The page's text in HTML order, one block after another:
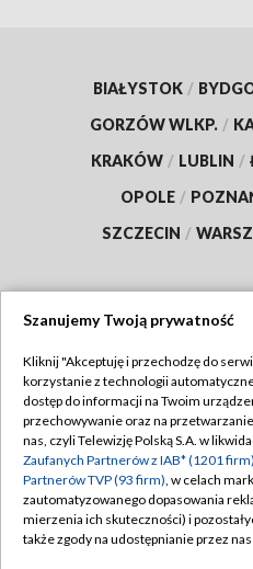
BIAŁYSTOK /
GORZÓW WLKP. /
KRAKÓW / LUBLIN /
OPOLE /
SZCZECIN /
Abonament TVP
Emisja w TVP
Centrum informacji TVP
Naziemna Telewizja
Polityka
Moje
Szanujemy Twoją prywatność
Kliknij "Akceptuję i przechodzę do
korzystanie z technologii
dostęp do informacji na Twoim
przechowywanie oraz na
nas, czyli Telewizję Polską S.A. w
Zaufanych Partnerów z IAB* (1201 firm)
Partnerów TVP (93 firm), w celach
zautomatyzowanego dopasowania
mierzenia ich skuteczności) i
także zgody na udostępnianie przez